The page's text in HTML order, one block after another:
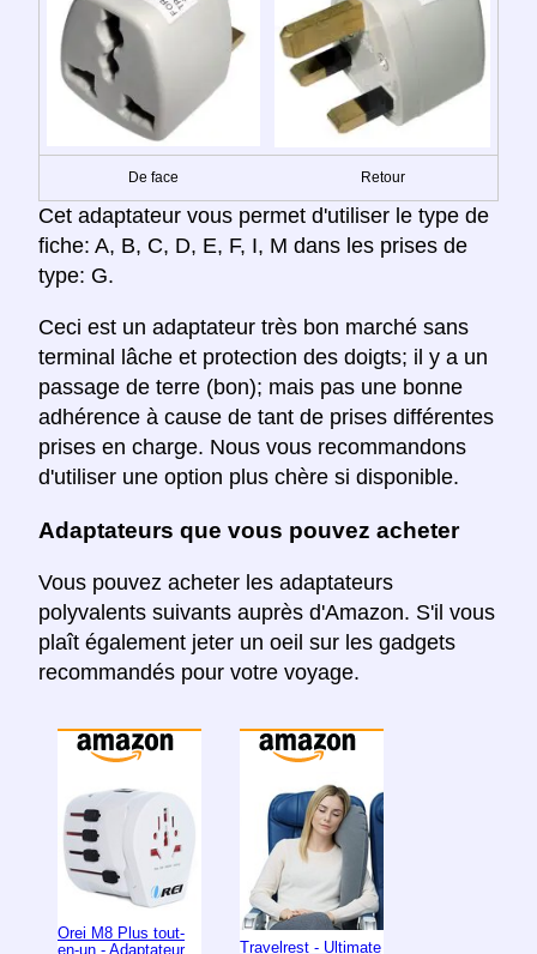
De face Retour
Cet adaptateur vous permet d'utiliser le type de
fiche: A, B, C, D, E, F, I, M dans les prises de
type: G.
Ceci est un adaptateur très bon marché sans
terminal lâche et protection des doigts; il y a un
passage de terre (bon); mais pas une bonne
adhérence à cause de tant de prises différentes
prises en charge. Nous vous recommandons
d'utiliser une option plus chère si disponible.
Adaptateurs que vous pouvez acheter
Vous pouvez acheter les adaptateurs
polyvalents suivants auprès d'Amazon. S'il vous
plaît également jeter un oeil sur les gadgets
recommandés pour votre voyage.
Orei M8 Plus tout-
en-un - Adaptateur
Travelrest - Ultimate